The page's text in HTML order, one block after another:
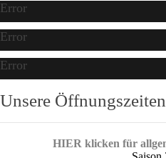
Error
Error
Error
Unsere Öffnungszeiten
HIER klicken für